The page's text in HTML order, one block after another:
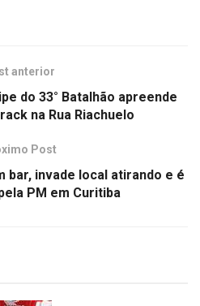
anterior
do 33° Batalhão apreende
na Rua Riachuelo
Post
bar, invade local atirando e é
PM em Curitiba